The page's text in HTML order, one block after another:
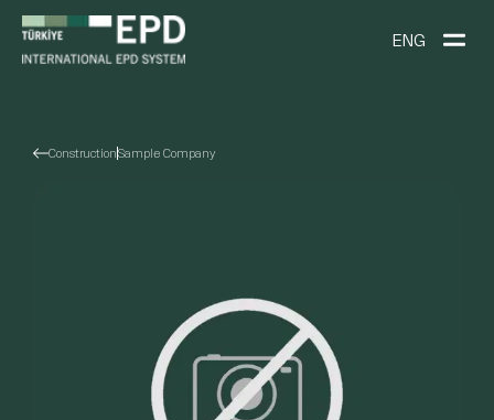
ENG
ConstructionSample Company